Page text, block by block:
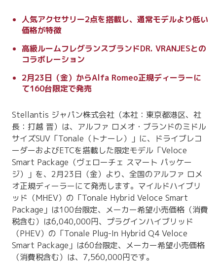
人気アクセサリー2点を搭載し、通常モデルより低い
価格が特徴
高級ルームフレグランスブランドDR. VRANJESとの
コラボレーション
2月23日（金）からAlfa Romeo正規ディーラーに
て160台限定で発売
Stellantis ジャパン株式会社（本社：東京都港区、社
長：打越 晋）は、アルファ ロメオ・ブランドのミドル
サイズSUV「Tonale（トナーレ）」に、ドライブレコ
ーダーおよびETCを搭載した限定モデル「Veloce
Smart Package（ヴェローチェ スマート パッケー
ジ）」を、2月23日（金）より、全国のアルファ ロメ
オ正規ディーラーにて発売します。マイルドハイブリ
ッド（MHEV）の「Tonale Hybrid Veloce Smart
Package」は100台限定、メーカー希望小売価格（消費
税含む）は6,040,000円、プラグインハイブリッド
（PHEV）の「Tonale Plug-In Hybrid Q4 Veloce
Smart Package」は60台限定、メーカー希望小売価格
（消費税含む）は、7,560,000円です。